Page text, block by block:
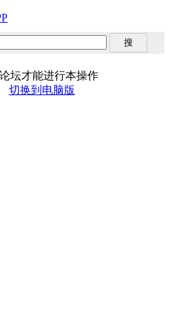
坛才能进行本操作
切换到电脑版